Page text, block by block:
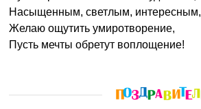
Насыщенным, светлым, интересным,
Желаю ощутить умиротворение,
Пусть мечты обретут воплощение!